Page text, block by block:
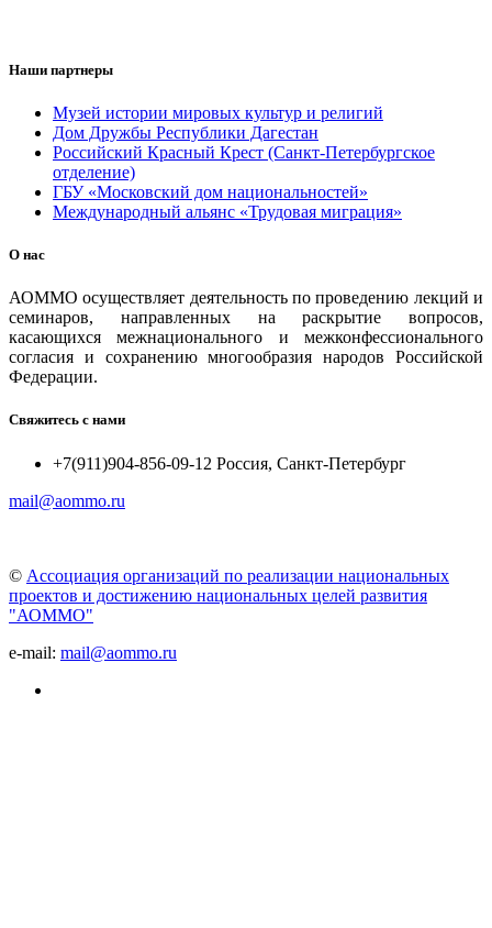
Наши партнеры
Музей истории мировых культур и религий
Дом Дружбы Республики Дагестан
Российский Красный Крест (Санкт-Петербургское
отделение)
ГБУ «Московский дом национальностей»
Международный альянс «Трудовая миграция»
О нас
АОММО осуществляет деятельность по проведению лекций и
семинаров, направленных на раскрытие вопросов,
касающихся межнационального и межконфессионального
согласия и сохранению многообразия народов Российской
Федерации.
Свяжитесь с нами
+7(911)904-856-09-12 Россия, Санкт-Петербург
mail@aommo.ru
© Ассоциация организаций по реализации национальных
проектов и достижению национальных целей развития
"АОММО"
e-mail: mail@aommo.ru